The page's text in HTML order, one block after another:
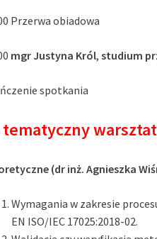
Przerwa obiadowa
mgr Justyna Król,studium
spotkania
tematyczny
(dr inż. Agnieszka
Wymagania w zakresie
EN ISO/IEC 17025:2018-02.